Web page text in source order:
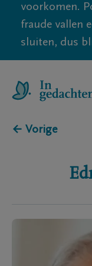
voorkomen.
fraude vallen
sluiten, dus
← Vorige